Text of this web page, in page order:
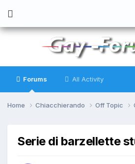
Forums All Activity
Home Chiacchierando Off Topic
Serie di barzellette